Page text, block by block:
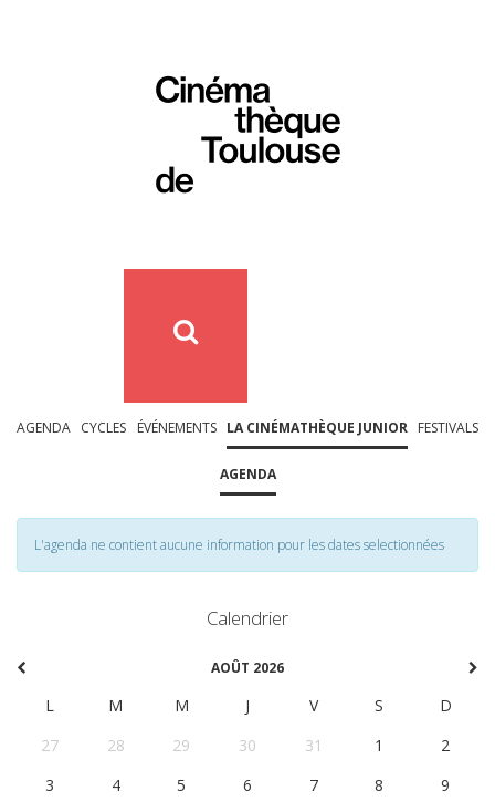
AGENDA CYCLES ÉVÉNEMENTS LA CINÉMATHÈQUE JUNIOR FESTIVALS
AGENDA
L'agenda ne contient aucune information pour les dates selectionnées
Calendrier
AOÛT 2026
L M M J V S
D
27
28 29 30 31 1
2
3
4 5 6 7 8
9